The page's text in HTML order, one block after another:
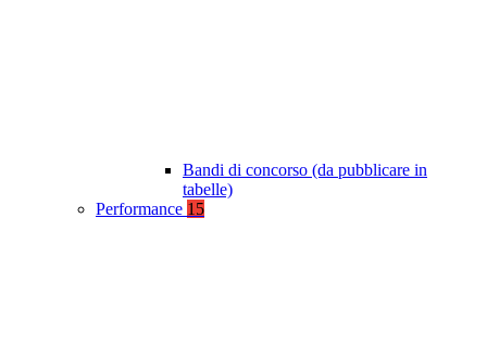
Bandi di concorso (da pubblicare in
tabelle)
Performance 15